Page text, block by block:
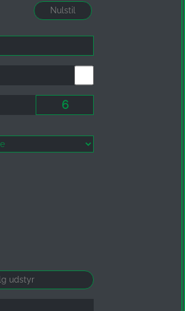
statistik om brug af hjemmesiden